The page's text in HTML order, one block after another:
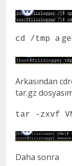
cd /tmpa
Arkasından
tar.gz
tar -zxvf
Daha sonra